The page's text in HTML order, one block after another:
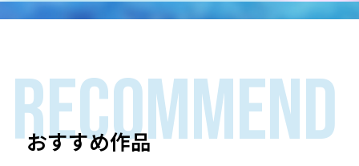
RECOMMEND
おすすめ作品